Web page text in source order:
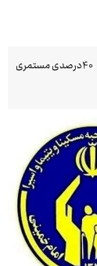
معاون حمایت و سلامت خانواده کمیته امداد از افزایش ۴۰درصدی مستمری